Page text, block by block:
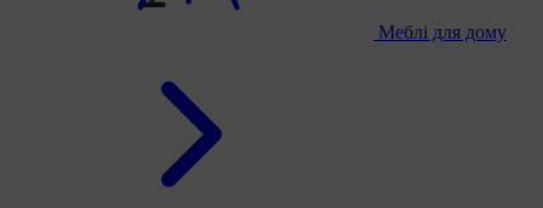
Меблі для дому